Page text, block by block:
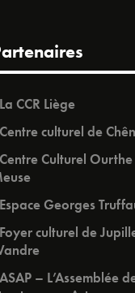
La CCR Liège
Centre culturel de
Centre Culturel
Espace Georges
Foyer culturel de
ASAP – L’Assemblée